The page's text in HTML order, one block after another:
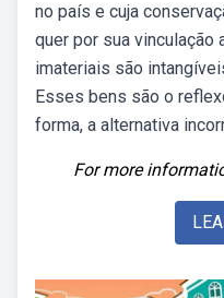
no país e cuja
quer por sua vinculação
imateriais são
Esses bens são o
forma, a alternativa
For more